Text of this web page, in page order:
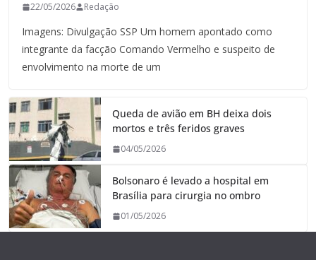
22/05/2026 Redação
Imagens: Divulgação SSP Um homem apontado como
integrante da facção Comando Vermelho e suspeito de
envolvimento na morte de um
Queda de avião em BH deixa dois
mortos e três feridos graves
04/05/2026
Bolsonaro é levado a hospital em
Brasília para cirurgia no ombro
01/05/2026